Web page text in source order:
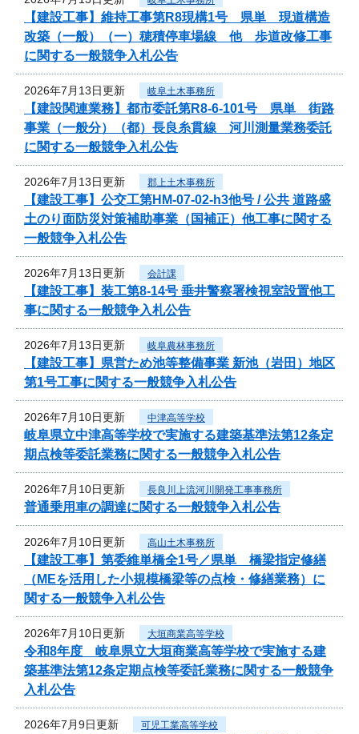
【建設工事】維持工事第R8現構1号 県単 現道構造
改築（一般）（一）穂積停車場線 他 歩道改修工事
に関する一般競争入札公告
2026年7月13日更新 岐阜土木事務所
【建設関連業務】都市委託第R8-6-101号 県単 街路
事業（一般分）（都）長良糸貫線 河川測量業務委託
に関する一般競争入札公告
2026年7月13日更新 郡上土木事務所
【建設工事】公交工第HM-07-02-h3他号 / 公共 道路盛
土のり面防災対策補助事業（国補正）他工事に関する
一般競争入札公告
2026年7月13日更新 会計課
【建設工事】装工第8-14号 垂井警察署検視室設置他工
事に関する一般競争入札公告
2026年7月13日更新 岐阜農林事務所
【建設工事】県営ため池等整備事業 新池（岩田）地区
第1号工事に関する一般競争入札公告
2026年7月10日更新 中津高等学校
岐阜県立中津高等学校で実施する建築基準法第12条定
期点検等委託業務に関する一般競争入札公告
2026年7月10日更新 長良川上流河川開発工事事務所
普通乗用車の調達に関する一般競争入札公告
2026年7月10日更新 高山土木事務所
【建設工事】第委維単橋全1号／県単 橋梁指定修繕
（MEを活用した小規模橋梁等の点検・修繕業務）に
関する一般競争入札公告
2026年7月10日更新 大垣商業高等学校
令和8年度 岐阜県立大垣商業高等学校で実施する建
築基準法第12条定期点検等委託業務に関する一般競争
入札公告
2026年7月9日更新 可児工業高等学校